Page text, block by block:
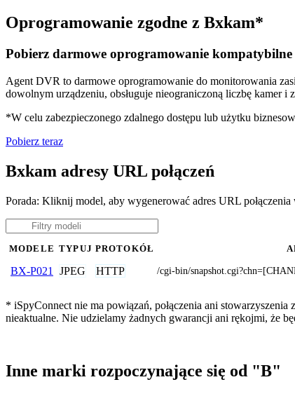
Oprogramowanie zgodne z Bxkam*
Pobierz darmowe oprogramowanie
Agent DVR to darmowe oprogramowanie do monitorowania
dowolnym urządzeniu, obsługuje nieograniczoną liczbę kamer
*W celu zabezpieczonego zdalnego dostępu lub użytku
Pobierz teraz
Bxkam adresy URL połączeń
Porada: Kliknij model, aby wygenerować adres URL
MODELE TYPUJ PROTOKÓŁ
BX-P021 JPEG HTTP /cgi-bin/
* iSpyConnect nie ma powiązań, połączenia ani stowarzyszenia
nieaktualne. Nie udzielamy żadnych gwarancji ani rękojmi, że
Inne marki rozpoczynające się od "B"